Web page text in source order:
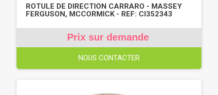
ROTULE DE DIRECTION CARRARO - MASSEY
FERGUSON, MCCORMICK - REF: CI352343
Prix sur demande
NOUS CONTACTER